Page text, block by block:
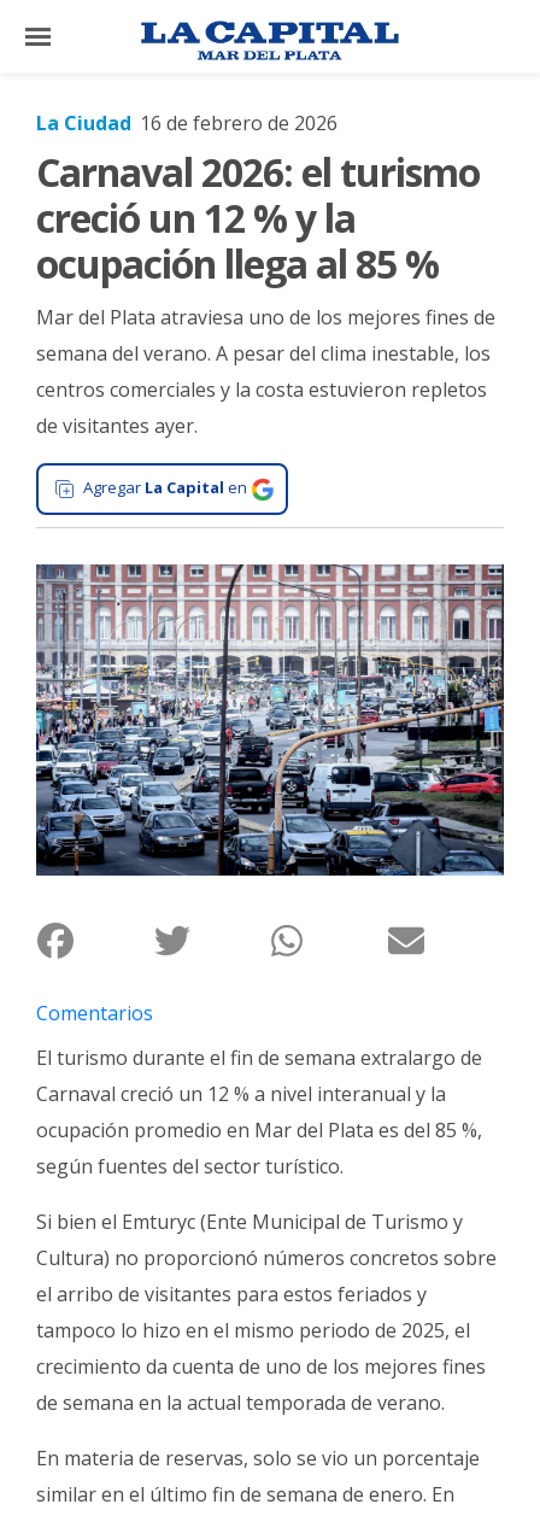
×
El
Mundo
La
Zona
Cultura
Tecnología
Gastronomía
Salud
Interés
General
La
Ciudad
Deportes
Arte
y
Espectáculos
Policiales
Fotos
Familia
Clasificados
Fúnebres
La Ciudad 16 de febrero de 2026
Carnaval 2026: el turismo
creció un 12 % y la
ocupación llega al 85 %
Mar del Plata atraviesa uno de los mejores fines de
semana del verano. A pesar del clima inestable, los
centros comerciales y la costa estuvieron repletos
de visitantes ayer.
Agregar La Capital en
Comentarios
El turismo durante el fin de semana extralargo de
Carnaval creció un 12 % a nivel interanual y la
ocupación promedio en Mar del Plata es del 85 %,
según fuentes del sector turístico.
Si bien el Emturyc (Ente Municipal de Turismo y
Cultura) no proporcionó números concretos sobre
el arribo de visitantes para estos feriados y
tampoco lo hizo en el mismo periodo de 2025, el
crecimiento da cuenta de uno de los mejores fines
de semana en la actual temporada de verano.
En materia de reservas, solo se vio un porcentaje
similar en el último fin de semana de enero. En